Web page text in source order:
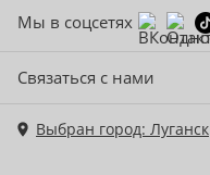
Мы в соцсетях
Связаться с нами
Выбран город: Луганск